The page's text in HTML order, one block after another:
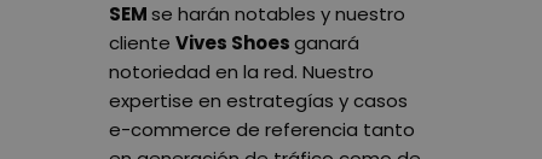
SEMse harán notables y nuestro
cliente Vives Shoesganará
notoriedad en la red. Nuestro
expertise en estrategías y casos
e-commerce de referencia tanto